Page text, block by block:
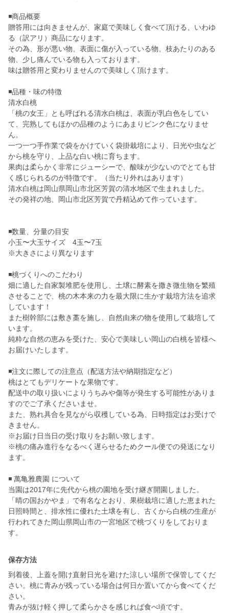
◾️商品概要
贈答用には向きませんが、家庭で美味しく食べて頂ける、いわゆ
る（訳アリ）商品になります。
その為、形が悪い物、表面に傷が入っている物、枝あたりのある
物、少し痛んでいる物も入っております。
味は贈答用と変わりませんので美味しく頂けます。
◾️品種・味の特徴
清水白桃
「桃の女王」とも呼ばれる清水白桃は、表面が乳白色をしてい
て、完熟してもほかの品種のようにあまりピンク色になりませ
ん。
一つ一つ手作業で袋をかけていく袋掛栽培により、日光や虫など
から桃を守り、上品な白い桃に育ちます。
果肉は柔らかく非常にジューシーで、酸味が少ないのでとても甘
く感じられるのが特徴です。（当たり外れはあります）
清水白桃は岡山県岡山市北区芳賀の清水地区で生まれました。
その発祥の地、岡山市北区芳賀で丹精込めて作っています。
◾️数量、分量の目安
小玉〜大玉サイズ 4玉〜7玉
※大きさにより異なります
◾️桃づくりへのこだわり
畑に適した自家製堆肥を使用し、土壌に酵素を撒き微生物を繁殖
させることで、桃の木本来の力を最大限に生かす栽培方法を追求
しています！
また樹幹部には敷き藁を施し、自然由来の物を使用して栽培して
います。
純粋な自然の恵みを受けた、安心で美味しい岡山の白桃を皆様へ
お届けいたします。
◾️注文に際しての注意点（配送方法や納期指定など）
桃はとてもデリケートな果物です。
配送中の取り扱いによりうちみや傷等が発生する可能性がありま
すのでご了承くださいませ。
また、熟れ具合を見ながら収穫している為、日時指定はお受けで
きません。
※お届け日当日の受け取りをお願い致します。
※桃の痛み進行をなるべく遅らせるためクール便での発送になり
ます。
◾️ 萬亀雅農園 について
当園は2017年に先代から桃の園地を受け継ぎ開園しました。
「晴の国おかやま」で有名なとおり、果樹栽培に適した恵まれた
日照時間と、排水性に優れた土壌を有し、古くから白桃の生産が
行われてきた岡山県岡山市の一宮地区で桃づくりをしておりま
す。
保存方法
到着後、上蓋を開け直射日光を避けた涼しい場所で保管してくだ
さい。桃に青みが残っている場合は何日か置いてから食べてくだ
さい。
青みが抜け軽く押して柔らかさを感じれば食べ頃です。